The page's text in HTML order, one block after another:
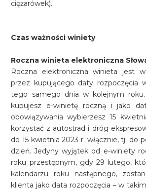
ciężarówek).
Czas ważności winiety
Roczna winieta elektroniczna
Roczna elektroniczna winieta jest
przez kupującego daty rozpoczęcia
tego samego dnia w kolejnym roku.
kupujesz e-winietę roczną i jako
obowiązywania wybierzesz 15
korzystać z autostrad i dróg
do 15 kwietnia 2023 r. włącznie, tj. do
dzień. Jedyny wyjątek od e-winiety
roku przestępnym, gdy 29 lutego,
kalendarzu roku następnego,
klienta jako data rozpoczęcia – w